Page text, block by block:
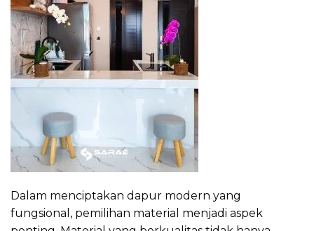
Dalam menciptakan dapur modern yang
fungsional, pemilihan material menjadi aspek